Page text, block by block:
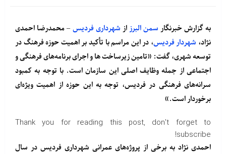
به گزارش خبرنگار سمن البرز از شهرداری فردیس – محمدرضا احمدی
نژاد، شهردار فردیس، در این مراسم با تأکید بر اهمیت حوزه فرهنگ در
توسعه شهری، گفت: «تامین زیرساخت ها و اجرای برنامه‌های فرهنگی و
اجتماعی از جمله وظایف اصلی این سازمان است. با توجه به کمبود
سرانه‌های فرهنگی در فردیس، توجه به این حوزه از اهمیت ویژه‌ای
برخوردار است.»
Thank you for reading this post, don't forget to
subscribe!
احمدی نژاد به برخی از پروژه‌های عمرانی شهرداری فردیس در سال